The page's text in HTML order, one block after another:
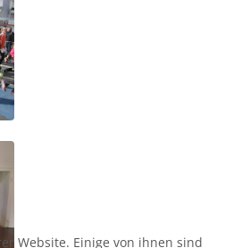
Website. Einige von ihnen sind